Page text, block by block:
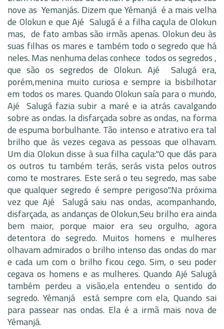
nove as Yemanjás. Dizem que Yêmanjá é a mais velha
de Olokun e que Ajé Salugá é a filha caçula de Olokun
mas, de fato ambas são irmãs apenas. Olokun deu às
suas filhas os mares e também todo o segredo que há
neles. Mas nenhuma delas conhece todos os segredos ,
que são os segredos de Olokun. Ajé Salugá era,
porém,menina muito curiosa e sempre ia bisbilhotar
em todos os mares. Quando Olokun saía para o mundo,
Ajé Salugá fazia subir a maré e ia atrás cavalgando
sobre as ondas. Ia disfarçada sobre as ondas, na forma
de espuma borbulhante. Tão intenso e atrativo era tal
brilho que às vezes cegava as pessoas que olhavam.
Um dia Olokun disse à sua filha caçula:"O que dás para
os outros tu também terás, serás vista pelos outros
como te mostrares. Este será o teu segredo, mas sabe
que qualquer segredo é sempre perigoso".Na próxima
vez que Ajé Salugá saiu nas ondas, acompanhando,
disfarçada, as andanças de Olokun,Seu brilho era ainda
bem maior, porque maior era seu orgulho, agora
detentora do segredo. Muitos homens e mulheres
olhavam admirados o brilho intenso das ondas do mar
e cada um com o brilho ficou cego. Sim, o seu poder
cegava os homens e as mulheres. Quando Ajé Salugá
também perdeu a visão,ela entendeu o sentido do
segredo. Yêmanjá está sempre com ela, Quando sai
para passear nas ondas. Ela é a irmã mais nova de
Yêmanjá.